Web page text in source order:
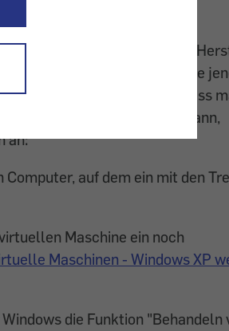
mehr laufen, nur weil der
Windows-Nutzer ebenso wie
aber die Chancen, dass
gewohnt weiterverwenden kann,
an:
auf dem ein mit den
Maschine ein noch
Maschinen - Windows XP
die Funktion "Behandeln